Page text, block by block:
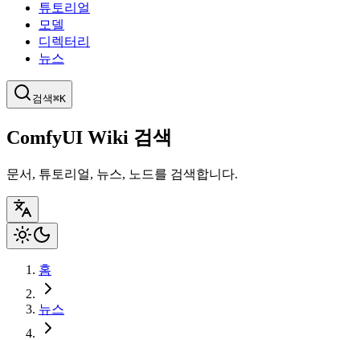
튜토리얼
모델
디렉터리
뉴스
검색⌘K
ComfyUI Wiki 검색
문서, 튜토리얼, 뉴스, 노드를 검색합니다.
홈
뉴스